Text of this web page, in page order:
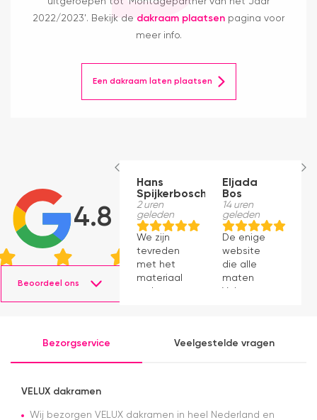
2022/2023'. Bekijk de dakraam plaatsen pagina voor
meer info.
Een dakraam laten plaatsen
4.8
Beoordeel ons
Hans
Spijkerbosch
2 uren
geleden
We zijn
tevreden
met het
materiaal
en het
Eljada
Bos
14 uren
geleden
De enige
website
die alle
maten
Velux op
eens snel
over dag
Bezorgservice Veelgestelde vragen
VELUX dakramen
Wij bezorgen VELUX dakramen in heel Nederland en